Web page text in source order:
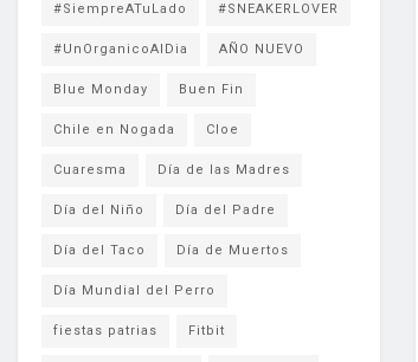
#SiempreATuLado #SNEAKERLOVER
#UnOrganicoAlDia AÑO NUEVO
Blue Monday Buen Fin
Chile en Nogada Cloe
Cuaresma Día de las Madres
Día del Niño Día del Padre
Día del Taco Día de Muertos
Día Mundial del Perro
fiestas patrias Fitbit